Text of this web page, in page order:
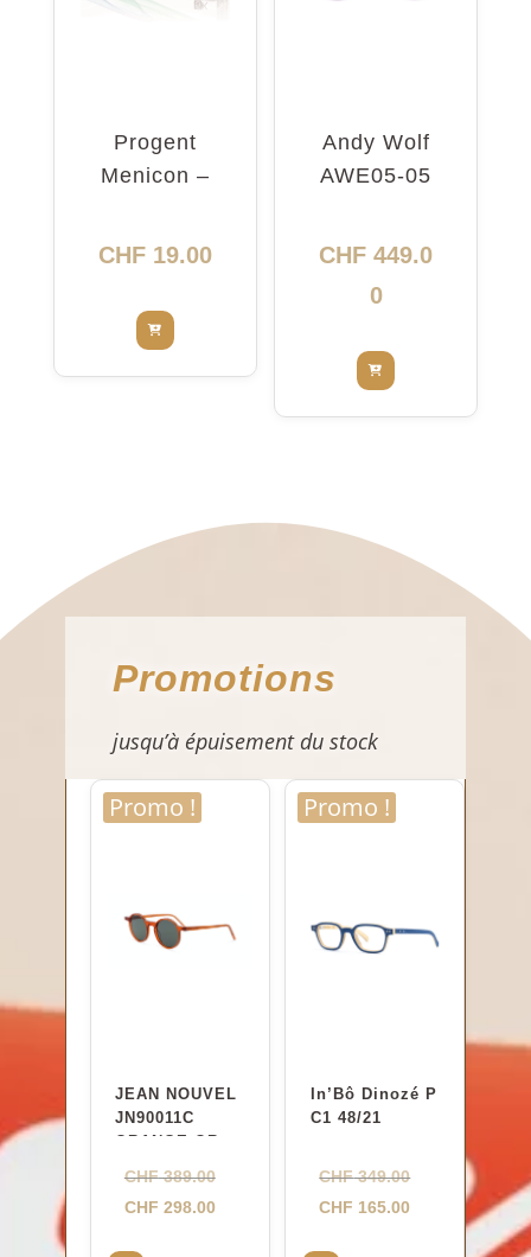
Progent
Menicon –
intensif
CHF19.00
Andy Wolf
AWE05-05
CHF 449.0
0
Promotions
jusqu’à épuisement du stock
Promo !
JEAN NOUVEL
JN90011C
ORANGE.ORAN
CHF389.00Le
prix
CHF 298.00Le
Promo !
In’Bô Dinozé P
C1 48/21
CHF349.00Le
CHF 165.00